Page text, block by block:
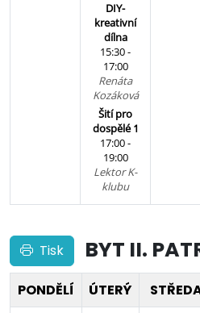
DIY-
kreativní
dílna
15:30 -
17:00
Renáta
Kozáková
Šití pro
dospělé 1
17:00 -
19:00
Lektor K-
klubu
Tisk BYT II.
PONDĚLÍ ÚTERÝ